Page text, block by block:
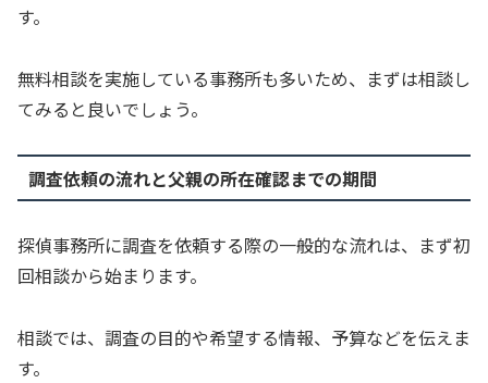
す。
無料相談を実施している事務所も多いため、まずは相談し
てみると良いでしょう。
調査依頼の流れと父親の所在確認までの期間
探偵事務所に調査を依頼する際の一般的な流れは、まず初
回相談から始まります。
相談では、調査の目的や希望する情報、予算などを伝えま
す。